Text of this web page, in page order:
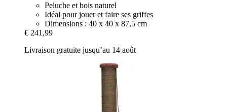
Peluche et bois naturel
Idéal pour jouer et faire ses griffes
Dimensions : 40 x 40 x 87,5 cm
€ 241,99
Livraison gratuite jusqu’au 14 août